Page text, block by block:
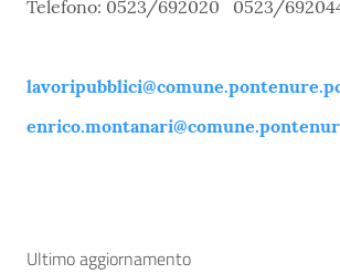
Telefono: 0523/692020 0523/
Ultimo aggiornamento